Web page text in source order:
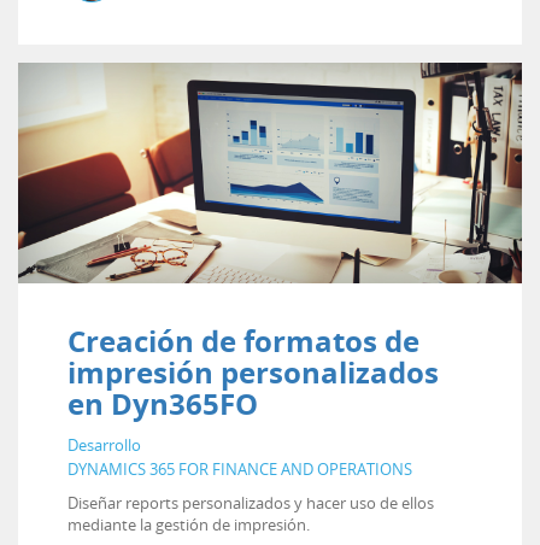
Creación de formatos de
impresión personalizados
en Dyn365FO
Desarrollo
DYNAMICS 365 FOR FINANCE AND OPERATIONS
Diseñar reports personalizados y hacer uso de ellos
mediante la gestión de impresión.